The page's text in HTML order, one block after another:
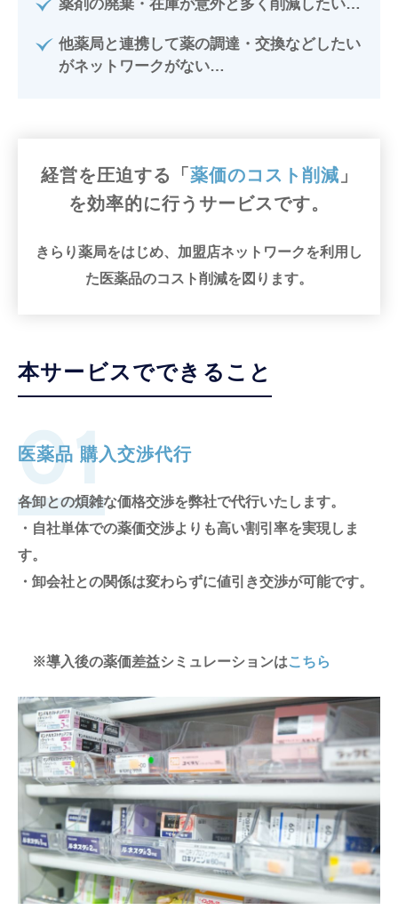
薬剤の廃棄・在庫が意外と多く削減したい…
他薬局と連携して薬の調達・交換などしたい
がネットワークがない…
経営を圧迫する「 薬価のコスト削減 」
を効率的に行うサービスです。
きらり薬局をはじめ、加盟店ネットワークを利用し
た医薬品のコスト削減を図ります。
本サービスでできること
01
医薬品 購入交渉代行
各卸との煩雑な価格交渉を弊社で代行いたします。
・自社単体での薬価交渉よりも高い割引率を実現しま
す。
・卸会社との関係は変わらずに値引き交渉が可能です。
※導入後の薬価差益シミュレーションはこちら